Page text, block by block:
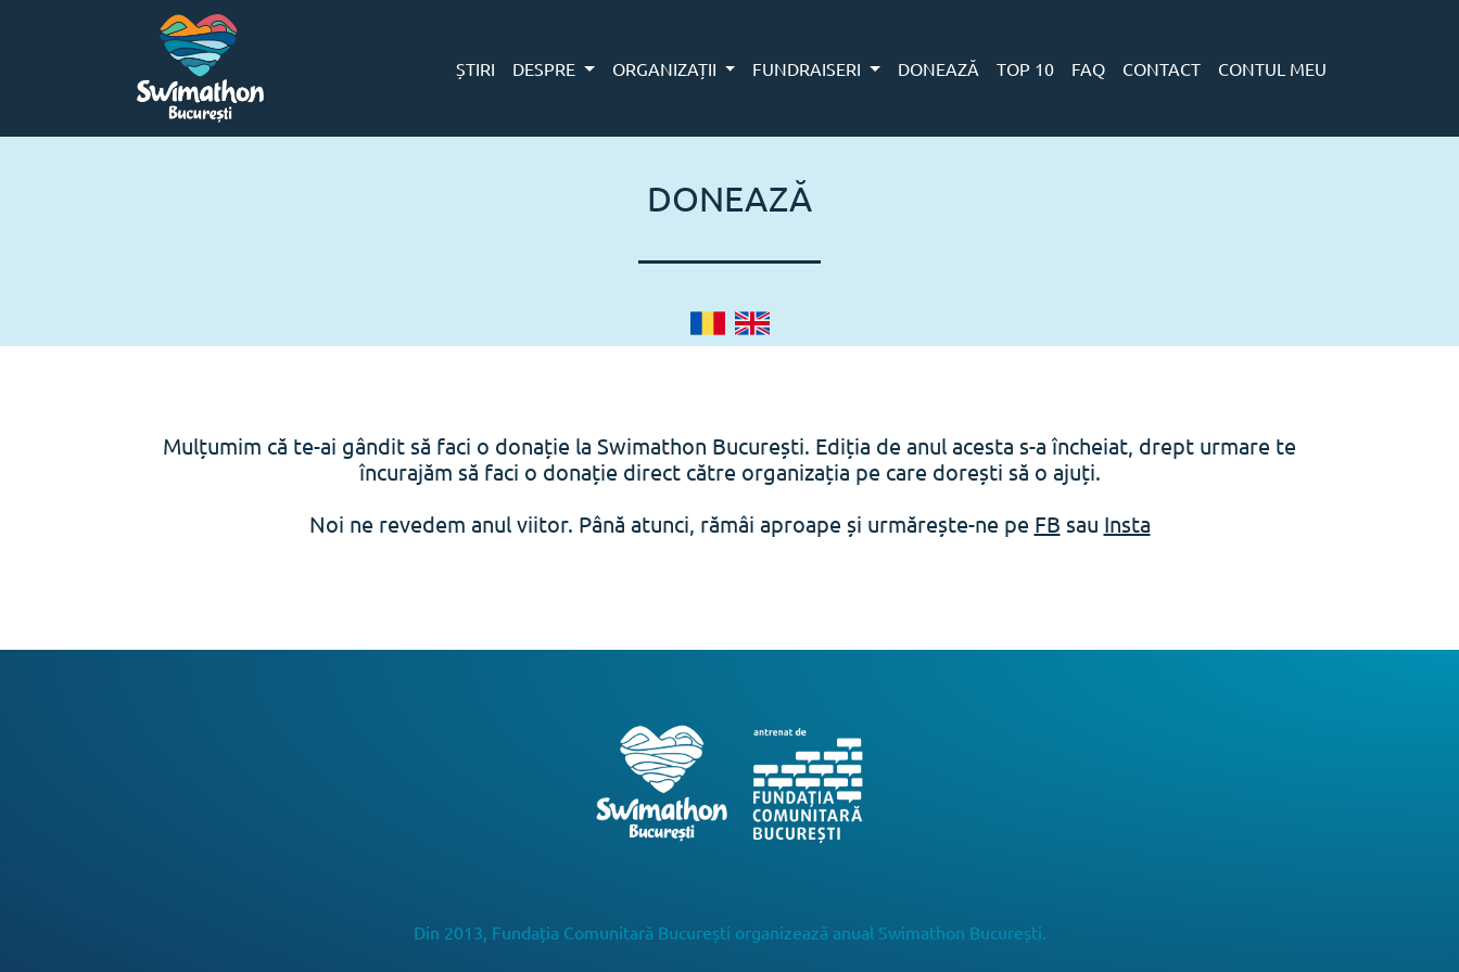
ȘTIRI DESPRE ORGANIZAȚII FUNDRAISERI DONEAZĂ TOP 10 FAQ CONTACT CONTUL MEU
DONEAZĂ
Mulțumim că te-ai gândit să faci o donație la Swimathon București. Ediția de anul acesta s-a încheiat, drept urmare te
încurajăm să faci o donație direct către organizația pe care dorești să o ajuți.
Noi ne revedem anul viitor. Până atunci, rămâi aproape și urmărește-ne pe FB sau Insta
Din 2013, Fundația Comunitară București organizează anual Swimathon București.